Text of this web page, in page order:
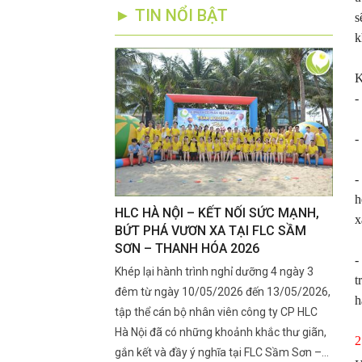
-
-
-
-
► TIN NỔI BẬT
HLC HÀ NỘI – KẾT NỐI SỨC MẠNH,
BỨT PHÁ VƯƠN XA TẠI FLC SẦM
SƠN – THANH HÓA 2026
Khép lại hành trình nghỉ dưỡng 4 ngày 3
đêm từ ngày 10/05/2026 đến 13/05/2026,
tập thể cán bộ nhân viên công ty CP HLC
Hà Nội đã có những khoảnh khắc thư giãn,
gắn kết và đầy ý nghĩa tại FLC Sầm Sơn –
Kỹ
Giai